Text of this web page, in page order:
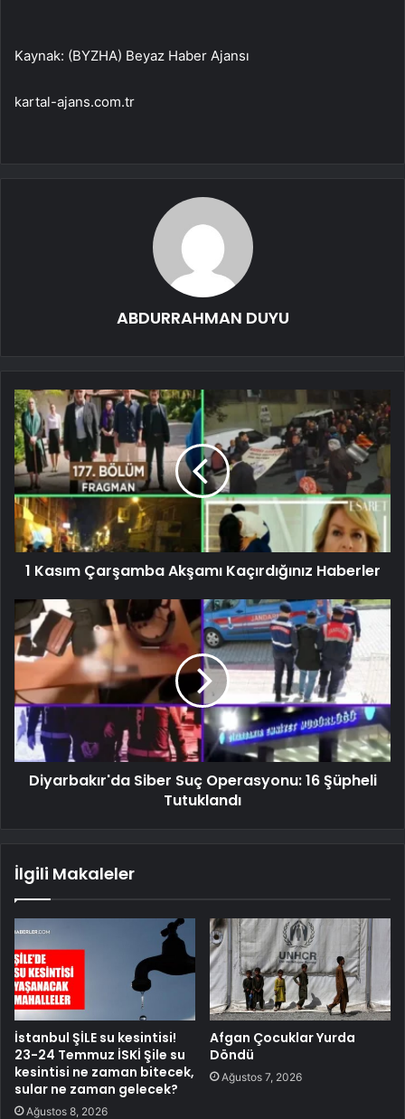
Kaynak: (BYZHA) Beyaz Haber Ajansı
kartal-ajans.com.tr
ABDURRAHMAN DUYU
1 Kasım Çarşamba Akşamı Kaçırdığınız Haberler
Diyarbakır'da Siber Suç Operasyonu: 16 Şüpheli
Tutuklandı
İlgili Makaleler
İstanbul ŞİLE su kesintisi!
23-24 Temmuz İSKİ Şile su
kesintisi ne zaman bitecek,
sular ne zaman gelecek?
Ağustos 8, 2026
Afgan Çocuklar Yurda
Döndü
Ağustos 7, 2026